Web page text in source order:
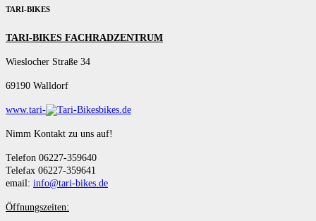
TARI-BIKES
TARI-BIKES FACHRADZENTRUM
Wieslocher Straße 34
69190 Walldorf
www.tari- bikes.de
Nimm Kontakt zu uns auf!
Telefon 06227-359640
Telefax 06227-359641
email: info@tari-bikes.de
Öffnungszeiten: